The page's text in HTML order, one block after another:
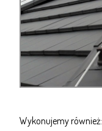
Wykonujemy również: